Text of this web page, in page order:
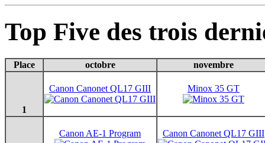
Top Five des trois
Place octobre novembre
1
Canon Canonet QL17 GIII Minox 35 GT
Canon AE-1 Program Canon Canonet QL17 GIII